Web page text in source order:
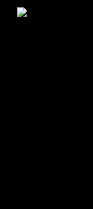
Skip